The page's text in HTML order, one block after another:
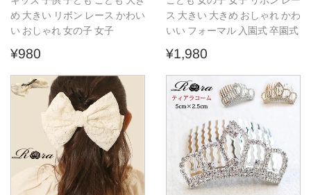
め 大きい リボン レース かわい
い おしゃれ 女の子 女子
通
価
格
¥980
ス 大きい 大きめ おしゃれ かわ
いい フォーマル 入園式 卒園式
通
価
格
¥1,980